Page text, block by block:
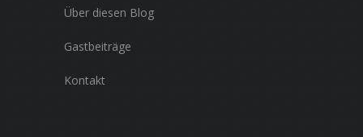
Über diesen Blog
Gastbeiträge
Kontakt